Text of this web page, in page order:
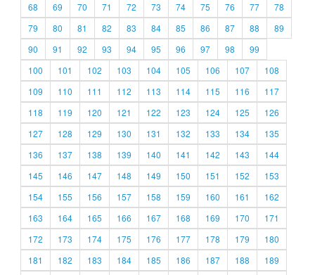
68
69 70 71 72 73 74 75 76 77
78
79
80 81 82 83 84 85 86 87 88
89
90
91 92 93 94 95 96 97 98
99
100
101 102 103 104 105 106 107
108
109
110 111 112 113 114 115 116
117
118
119 120 121 122 123 124 125
126
127
128 129 130 131 132 133 134
135
136
137 138 139 140 141 142 143
144
145
146 147 148 149 150 151 152
153
154
155 156 157 158 159 160 161
162
163
164 165 166 167 168 169 170
171
172
173 174 175 176 177 178 179
180
181
182 183 184 185 186 187 188
189